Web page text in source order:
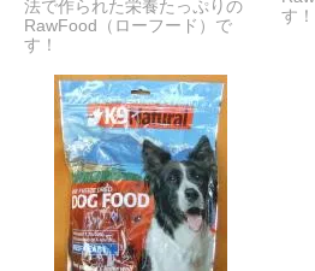
法で作られた栄養たっぷりの
RawFood（ローフード）で
す！
す！